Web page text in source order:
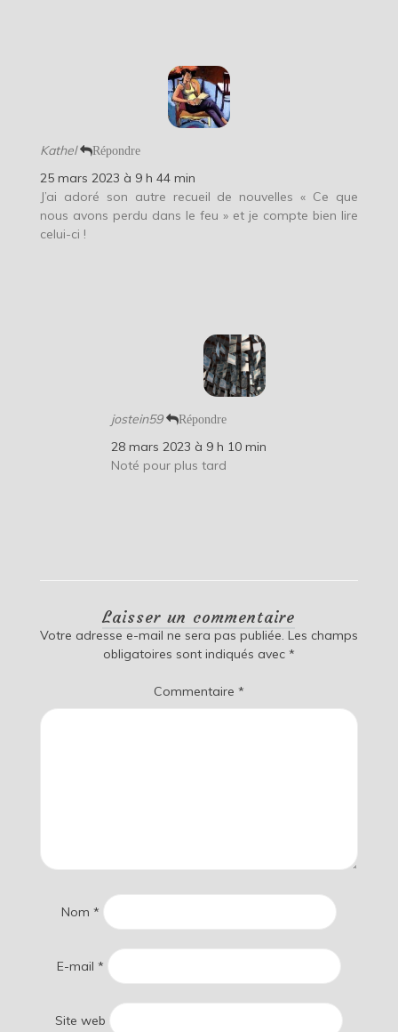
Kathel Répondre
25 mars 2023 à 9 h 44 min
J’ai adoré son autre recueil de nouvelles « Ce que
nous avons perdu dans le feu » et je compte bien lire
celui-ci !
jostein59 Répondre
28 mars 2023 à 9 h 10 min
Noté pour plus tard
Laisser un commentaire
Votre adresse e-mail ne sera pas publiée. Les champs
obligatoires sont indiqués avec *
Commentaire *
Nom *
E-mail *
Site web